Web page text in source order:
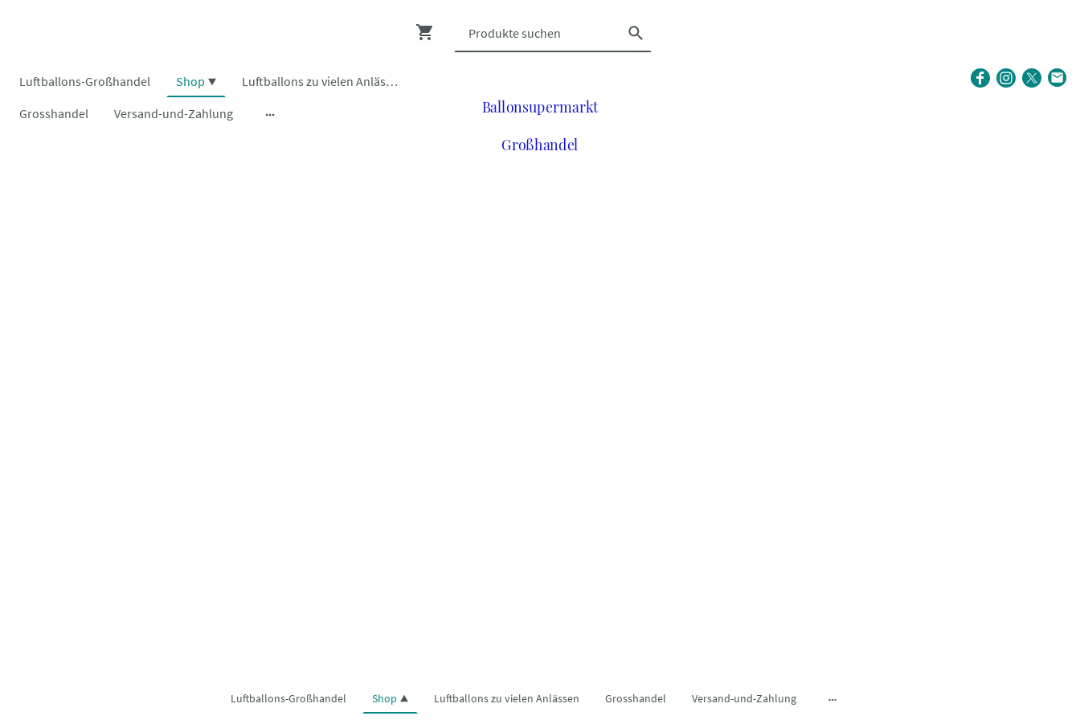
Luftballons-Großhandel Shop
Luftballons zu vielen Anlässen
Grosshandel
Versand-und-Zahlung
Ballonsupermarkt
Großhandel
Luftballons-Großhandel Shop Luftballons zu vielen Anlässen Grosshandel Versand-und-Zahlung